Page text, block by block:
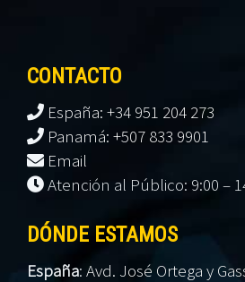
CONTACTO
España: +34 951 204 273
Panamá: +507 833 9901
Email
Atención al Público: 9:00 –
DÓNDE ESTAMOS
España: Avd. José Ortega y